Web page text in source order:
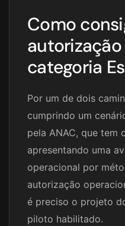
Como
autorização
categoria
Por um de dois
cumprindo um
pela ANAC, que tem
apresentando uma
operacional por
autorização
é preciso o projeto
piloto habilitado.